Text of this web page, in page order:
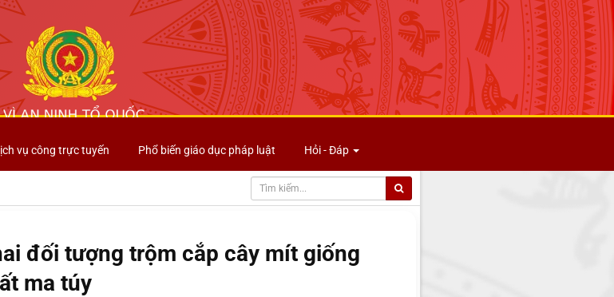
vụ công trực tuyến Phổ biến giáo dục pháp luật Hỏi - Đáp
đối tượng trộm cắp cây mít giống
ma túy